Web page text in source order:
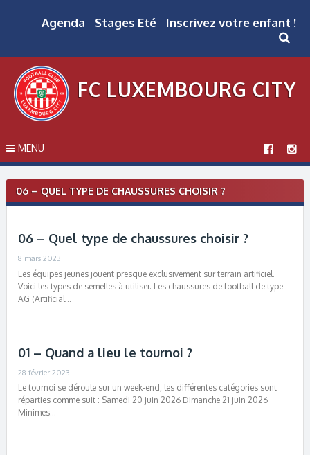
Agenda Stages Eté Inscrivez votre enfant !
FC LUXEMBOURG CITY
MENU
06 – QUEL TYPE DE CHAUSSURES CHOISIR ?
06 – Quel type de chaussures choisir ?
8 mars 2023
Les équipes jeunes jouent presque exclusivement sur terrain artificiel.
Voici les types de semelles à utiliser. Les chaussures de football de type
AG (Artificial…
01 – Quand a lieu le tournoi ?
28 février 2023
Le tournoi se déroule sur un week-end, les différentes catégories sont
réparties comme suit : Samedi 20 juin 2026 Dimanche 21 juin 2026
Minimes…